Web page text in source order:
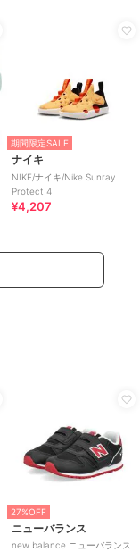
期間限定SALE
ナイキ
NIKE/ナイキ/Nike Sunray
Protect 4
¥4,207
27%OFF
ニューバランス
new balance ニューバランス